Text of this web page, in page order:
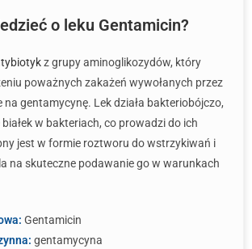
o leku Gentamicin?
z grupy aminoglikozydów, który
poważnych zakażeń wywołanych przez
na gentamycynę. Lek działa bakteriobójczo,
w bakteriach, co prowadzi do ich
jest w formie roztworu do wstrzykiwań i
na skuteczne podawanie go w warunkach
Gentamicin
gentamycyna